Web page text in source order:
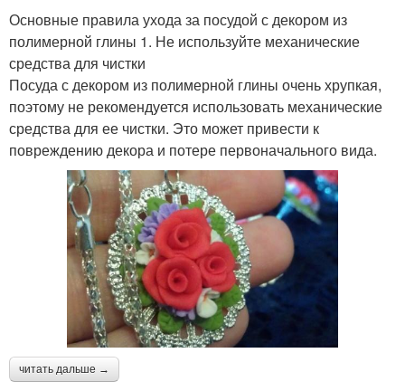
Основные правила ухода за посудой с декором из
полимерной глины 1. Не используйте механические
средства для чистки
Посуда с декором из полимерной глины очень хрупкая,
поэтому не рекомендуется использовать механические
средства для ее чистки. Это может привести к
повреждению декора и потере первоначального вида.
читать дальше →